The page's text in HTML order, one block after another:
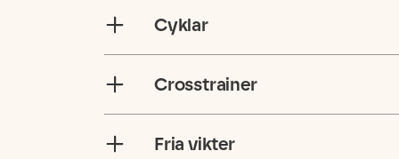
Cyklar
Crosstrainer
Fria vikter